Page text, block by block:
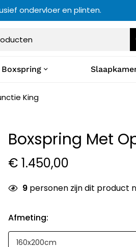
ondervloer en plinten.
Boxspring
King
Boxspring Met
€ 1.450,00
14personen zijn dit product
Afmeting: